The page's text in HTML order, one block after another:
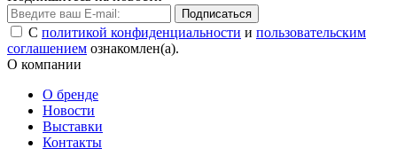
Подписаться
С политикой конфиденциальности и пользовательским
соглашением ознакомлен(а).
О компании
О бренде
Новости
Выставки
Контакты